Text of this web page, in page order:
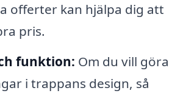
offerter kan hjälpa dig att
pris.
funktion: Om du vill göra
i trappans design, så